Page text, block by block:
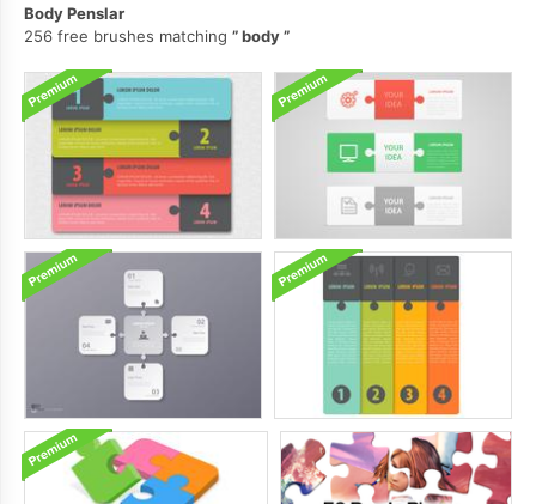
Body Penslar
256 free brushes matching
body